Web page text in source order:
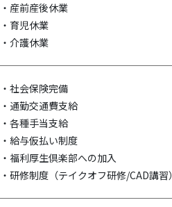
・産前産後休業
・育児休業
・介護休業
・社会保険完備
・通勤交通費支給
・各種手当支給
・給与仮払い制度
・福利厚生倶楽部への加入
・研修制度（テイクオフ研修/CAD講習）